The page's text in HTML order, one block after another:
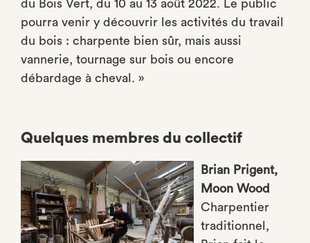
du Bois Vert, du 10 au 13 août 2022. Le public
pourra venir y découvrir les activités du travail
du bois : charpente bien sûr, mais aussi
vannerie, tournage sur bois ou encore
débardage à cheval. »
Quelques membres du collectif
Brian Prigent,
Moon Wood
Charpentier
traditionnel,